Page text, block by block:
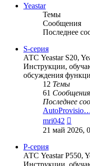
Yeastar
Темы
Сообщения
Последнее
S-серия
АТС Yeastar S20,
Инструкции,
обсуждения
12 Темы
61 Сообщения
Последнее
mri042
к
21 май 2026,
P-серия
АТС Yeastar P550,
Инструкции,